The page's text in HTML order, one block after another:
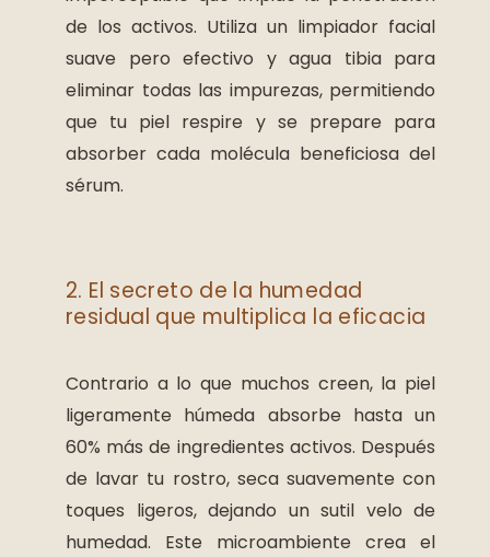
de los activos. Utiliza un limpiador facial
suave pero efectivo y agua tibia para
eliminar todas las impurezas, permitiendo
que tu piel respire y se prepare para
absorber cada molécula beneficiosa del
sérum.
2. El secreto de la humedad
residual que multiplica la eficacia
Contrario a lo que muchos creen, la piel
ligeramente húmeda absorbe hasta un
60% más de ingredientes activos. Después
de lavar tu rostro, seca suavemente con
toques ligeros, dejando un sutil velo de
humedad. Este microambiente crea el